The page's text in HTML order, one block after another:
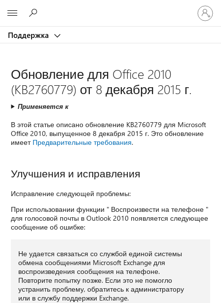
Поддержка
Обновление для Office 2010
(KB2760779) от 8 декабря 2015 г.
Применяется к
В этой статье описано обновление KB2760779 для Microsoft
Office 2010, выпущенное 8 декабря 2015 г. Это обновление
имеет Предварительные требования.
Улучшения и исправления
Исправление следующей проблемы:
При использовании функции " Воспроизвести на телефоне "
для голосовой почты в Outlook 2010 появляется следующее
сообщение об ошибке:
Не удается связаться со службой единой системы
обмена сообщениями Microsoft Exchange для
воспроизведения сообщения на телефоне.
Повторите попытку позже. Если это не помогло
устранить проблему, обратитесь к администратору
или в службу поддержки Exchange.